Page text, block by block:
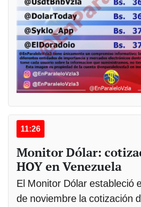
11:26
Monitor Dólar:
HOY en Venezuela
El Monitor Dólar estableció
de noviembre la cotización